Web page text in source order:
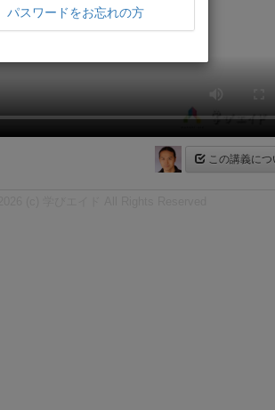
この講義に
パスワードをお忘れの方